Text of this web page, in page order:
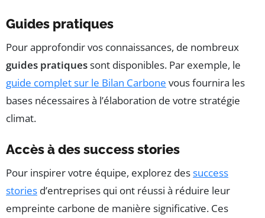
Guides pratiques
Pour approfondir vos connaissances, de nombreux
guides pratiquessont disponibles. Par exemple, le
guide complet sur le Bilan Carbone vous fournira les
bases nécessaires à l’élaboration de votre stratégie
climat.
Accès à des success stories
Pour inspirer votre équipe, explorez dessuccess
stories d’entreprises qui ont réussi à réduire leur
empreinte carbone de manière significative. Ces